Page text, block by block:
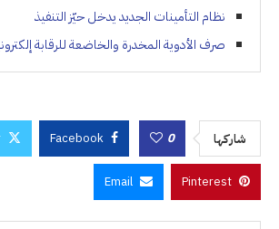
نظام التأمينات الجديد يدخل حيّز التنفيذ
صرف الأدوية المخدرة والخاضعة للرقابة
شاركها 0
Facebook
Pinterest
Email